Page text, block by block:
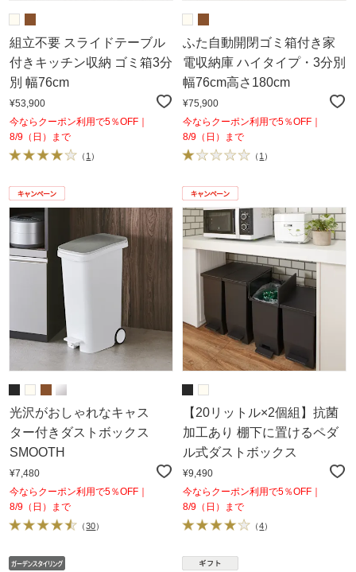
組立不要 スライドテーブル
付きキッチン収納 ゴミ箱3分
別 幅76cm
¥53,900
今ならクーポン利用で5％OFF｜
8/9（日）まで
（ 1 ）
ふた自動開閉ゴミ箱付き家
電収納庫 ハイタイプ・3分別
幅76cm高さ180cm
¥75,900
今ならクーポン利用で5％OFF｜
8/9（日）まで
（ 1 ）
光沢がおしゃれなキャス
ター付きダストボックス
SMOOTH
¥7,480
今ならクーポン利用で5％OFF｜
8/9（日）まで
（30）
【20リットル×2個組】抗菌
加工あり 棚下に置けるペダ
ル式ダストボックス
¥9,490
今ならクーポン利用で5％OFF｜
8/9（日）まで
（4）